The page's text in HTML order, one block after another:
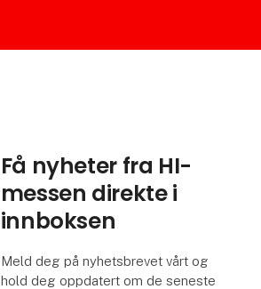
Få nyheter fra HI-
messen direkte i
innboksen
Meld deg på nyhetsbrevet vårt og
hold deg oppdatert om de seneste